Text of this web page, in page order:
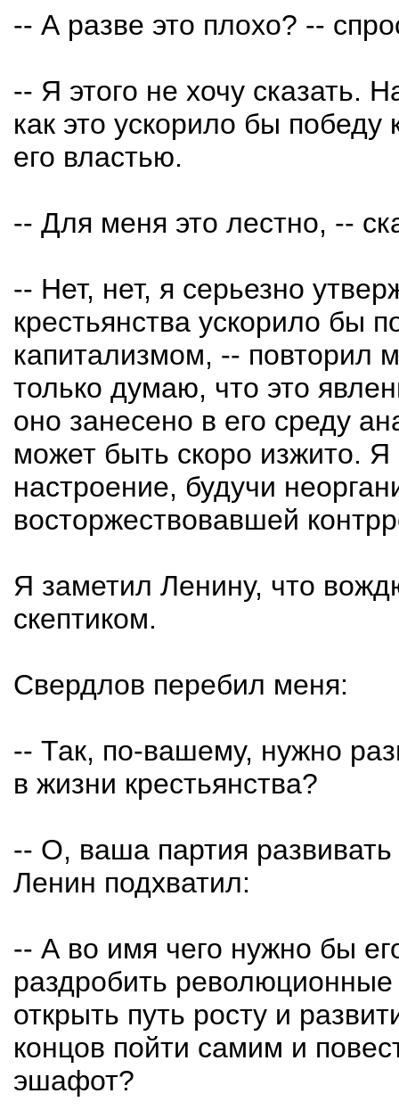
-- А разве это плохо? --
-- Я этого не хочу сказать.
как это ускорило бы
его властью.
-- Для меня это лестно, --
-- Нет, нет, я серьезно
крестьянства ускорило бы
капитализмом, -- повторил
только думаю, что это
оно занесено в его среду
может быть скоро изжито. Я
настроение, будучи
восторжествовавшей
Я заметил Ленину, что
скептиком.
Свердлов перебил меня:
-- Так, по-вашему, нужно
в жизни крестьянства?
-- О, ваша партия развивать
Ленин подхватил:
-- А во имя чего нужно бы
раздробить
открыть путь росту и
концов пойти самим и
эшафот?